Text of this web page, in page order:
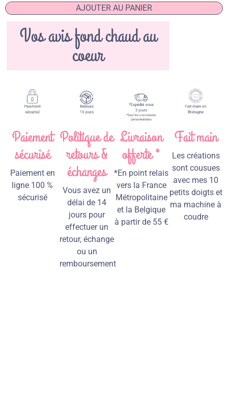
AJOUTER AU PANIER
Vos avis fond chaud au
coeur
Paiement
sécurisé
Paiement en
ligne 100 %
sécurisé
Politique de
retours &
échanges
Vous avez un
délai de 14
jours pour
effectuer un
retour, échange
ou un
remboursement
Livraison
offerte *
*En point relais
vers la France
Métropolitaine
et la Belgique
à partir de 55 €
Fait main
Les créations
sont cousues
avec mes 10
petits doigts et
ma machine à
coudre